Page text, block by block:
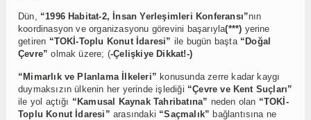
Dün, “1996 Habitat-2, İnsan Yerleşimleri Konferansı”nın
koordinasyon ve organizasyonu görevini başarıyla(***) yerine
getiren “TOKİ-Toplu Konut İdaresi” ile bugün başta “Doğal
Çevre” olmak üzere; (-Çelişkiye Dikkat!-)
“Mimarlık ve Planlama İlkeleri” konusunda zerre kadar kaygı
duymaksızın ülkenin her yerinde işlediği “Çevre ve Kent Suçları”
ile yol açtığı “Kamusal Kaynak Tahribatına” neden olan “TOKİ-
Toplu Konut İdaresi” arasındaki “Saçmalık” bağlantısına ne